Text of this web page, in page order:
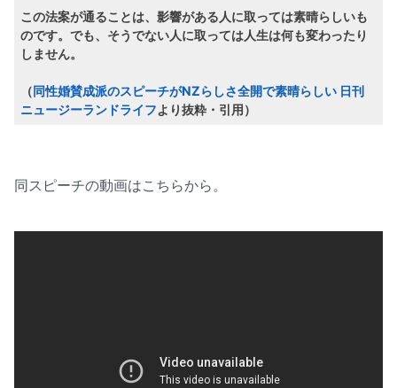
この法案が通ることは、影響がある人に取っては素晴らしいも
のです。でも、そうでない人に取っては人生は何も変わったり
しません。
（同性婚賛成派のスピーチがNZらしさ全開で素晴らしい 日刊
ニュージーランドライフより抜粋・引用）
同スピーチの動画はこちらから。